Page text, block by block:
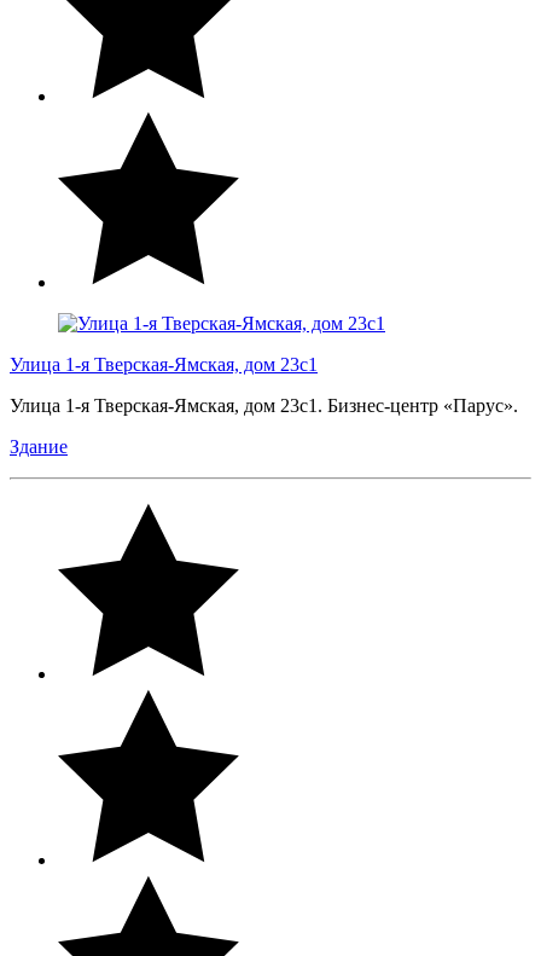
Улица 1-я Тверская-Ямская, дом 23с1
Улица 1-я Тверская-Ямская, дом 23с1. Бизнес-центр «Парус».
Здание